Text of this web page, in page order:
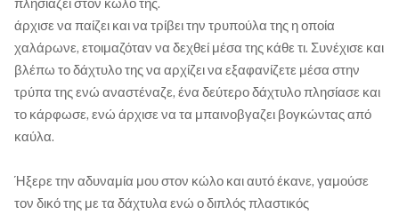
πλησιάζει στον κώλο της.
άρχισε να παίζει και να τρίβει την τρυπούλα της η οποία
χαλάρωνε, ετοιμαζόταν να δεχθεί μέσα της κάθε τι. Συνέχισε και
βλέπω το δάχτυλο της να αρχίζει να εξαφανίζετε μέσα στην
τρύπα της ενώ αναστέναζε, ένα δεύτερο δάχτυλο πλησίασε και
το κάρφωσε, ενώ άρχισε να τα μπαινοβγαζει βογκώντας από
καύλα.
Ήξερε την αδυναμία μου στον κώλο και αυτό έκανε, γαμούσε
τον δικό της με τα δάχτυλα ενώ ο διπλός πλαστικός